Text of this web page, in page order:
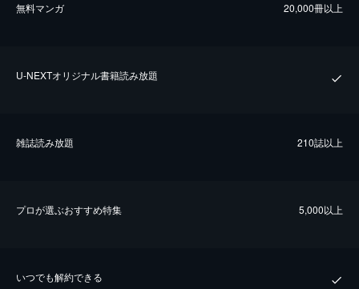
無料マンガ 20,000冊以上
U-NEXTオリジナル書籍読み放題
雑誌読み放題 210誌以上
プロが選ぶおすすめ特集 5,000以上
いつでも解約できる